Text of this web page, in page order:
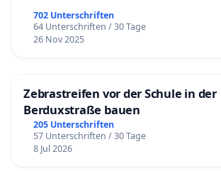
702 Unterschriften
64 Unterschriften / 30 Tage
26 Nov 2025
Zebrastreifen vor der Schule in der
Berduxstraße bauen
205 Unterschriften
57 Unterschriften / 30 Tage
8 Jul 2026